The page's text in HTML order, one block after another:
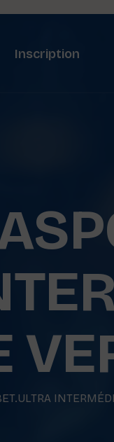
Inscription